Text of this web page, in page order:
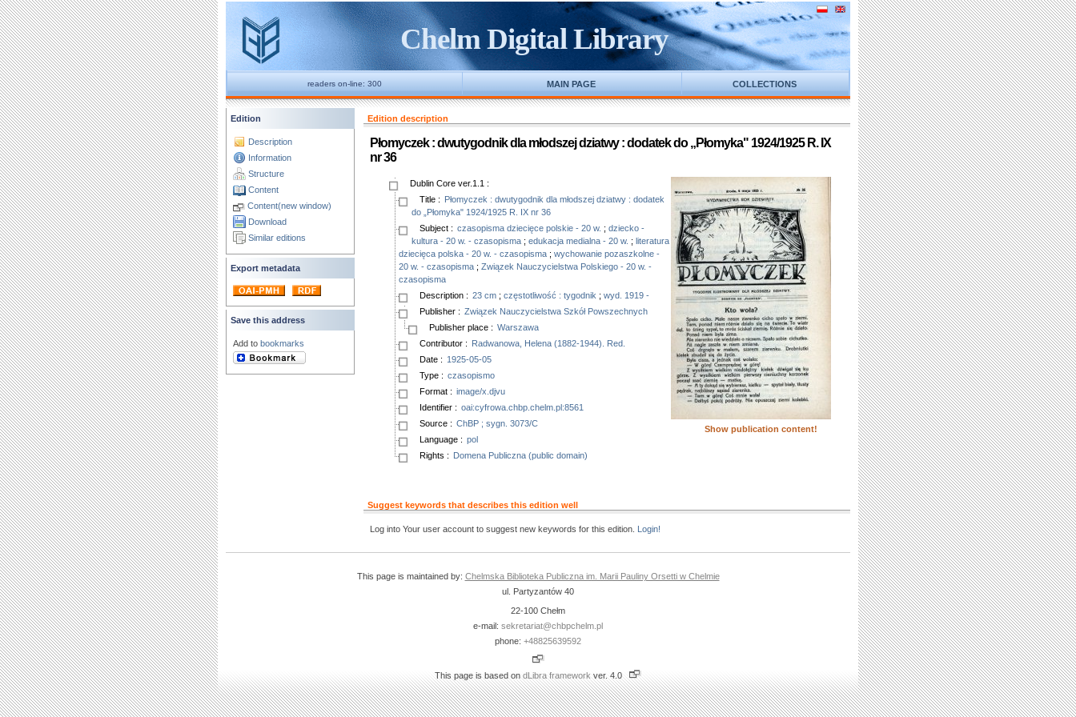
Chelm Digital Library
readers on-line: 300 MAIN PAGE COLLECTIONS
Edition
Description
Information
Structure
Content
Content(new window)
Download
Similar editions
Export metadata
Save this address
Add to bookmarks
Edition description
Płomyczek : dwutygodnik dla młodszej dziatwy : dodatek do „Płomyka" 1924/1925 R. IX
nr 36
Show publication content!
Dublin Core ver.1.1 :
Title : Płomyczek : dwutygodnik dla młodszej dziatwy : dodatek
do „Płomyka" 1924/1925 R. IX nr 36
Subject : czasopisma dziecięce polskie - 20 w. ; dziecko -
kultura - 20 w. - czasopisma; edukacja medialna - 20 w. ; literatura
dziecięca polska - 20 w. - czasopisma; wychowanie pozaszkolne -
20 w. - czasopisma; Związek Nauczycielstwa Polskiego - 20 w. -
czasopisma
Description : 23 cm; częstotliwość : tygodnik ; wyd. 1919 -
Publisher : Związek Nauczycielstwa Szkół Powszechnych
Publisher place : Warszawa
Contributor : Radwanowa, Helena (1882-1944). Red.
Date : 1925-05-05
Type : czasopismo
Format : image/x.djvu
Identifier : oai:cyfrowa.chbp.chelm.pl:8561
Source : ChBP ; sygn. 3073/C
Language : pol
Rights : Domena Publiczna (public domain)
Suggest keywords that describes this edition well
Log into Your user account to suggest new keywords for this edition. Login!
This page is maintained by: Chelmska Biblioteka Publiczna im. Marii Pauliny Orsetti w Chelmie
ul. Partyzantów 40
22-100 Chełm
e-mail: sekretariat@chbpchelm.pl
phone: +48825639592
This page is based on dLibra framework ver. 4.0